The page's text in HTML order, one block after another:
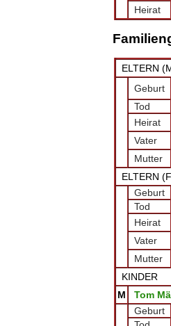
Heirat
ELTERN (
Geburt
Tod
Heirat
Vater
Mutter
ELTERN (F
Geburt
Tod
Heirat
Vater
Mutter
KINDER
M
Tom
Geburt